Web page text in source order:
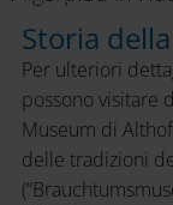
Museum
Storia
Per ulteriori
possono visitare
Museum di
delle tradizioni